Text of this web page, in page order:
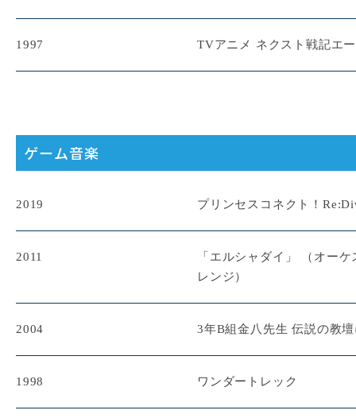
1997 TVアニメ ネクスト戦記エ
ゲーム音楽
2019 プリンセスコネクト！
2011
「エルシャダイ」 （オー
レンジ）
2004 3年B組金八先生 伝説の教
1998 ワンダートレック